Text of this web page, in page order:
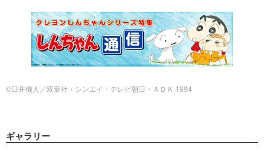
©臼井儀人／双葉社・シンエイ・テレビ朝日・ＡＤＫ 1994
ギャラリー